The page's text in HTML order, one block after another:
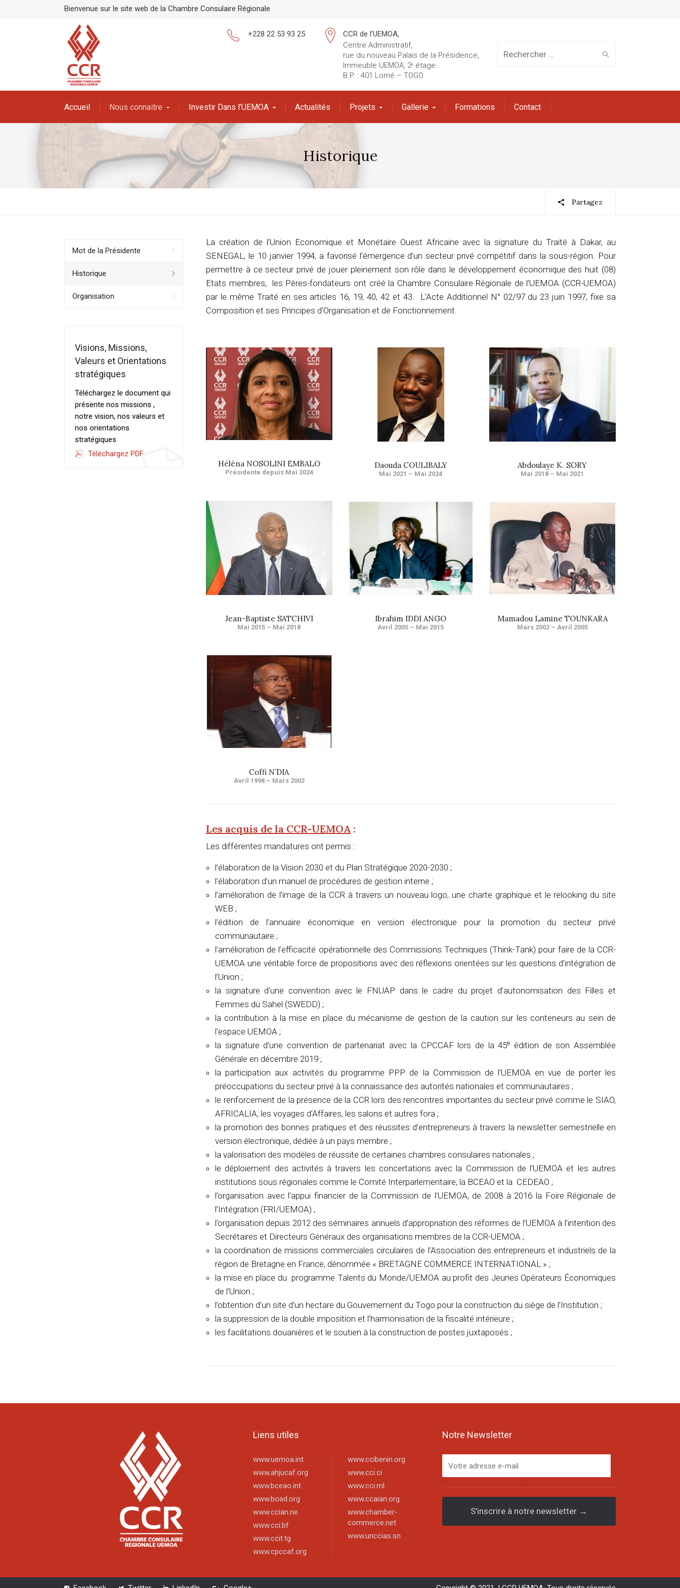
Bienvenue sur le site web de la Chambre Consulaire Régionale
Rechercher
:
CCR de l’UEMOA,
Centre Administratif,
rue du nouveau Palais de la Présidence,
Immeuble UEMOA, 2ᵉ étage
B.P. : 401 Lomé – TOGO
+228 22 53 93 25
Accueil Nous connaitre Investir Dans l’UEMOA Actualités Projets Gallerie Formations Contact
Historique
Partagez
La création de l’Union Economique et Monétaire Ouest Africaine avec la signature du Traité à Dakar, au
SENEGAL, le 10 janvier 1994, a favorisé l’émergence d’un secteur privé compétitif dans la sous-région. Pour
permettre à ce secteur privé de jouer pleinement son rôle dans le développement économique des huit (08)
Etats membres, les Pères-fondateurs ont créé la Chambre Consulaire Régionale de l’UEMOA (CCR-UEMOA)
par le même Traité en ses articles 16, 19, 40, 42 et 43. L’Acte Additionnel N° 02/97 du 23 juin 1997, fixe sa
Composition et ses Principes d’Organisation et de Fonctionnement.
Héléna NOSOLINI EMBALO
Présidente depuis Mai 2024
Daouda COULIBALY
Mai 2021 – Mai 2024
Abdoulaye K. SORY
Mai 2018 – Mai 2021
Jean-Baptiste SATCHIVI
Mai 2015 – Mai 2018
Ibrahim IDDI ANGO
Avril 2005 – Mai 2015
Mamadou Lamine TOUNKARA
Mars 2002 – Avril 2005
Coffi N’DIA
Avril 1998 – Mars 2002
Les acquis de la CCR-UEMOA :
Les différentes mandatures ont permis :
l’élaboration de la Vision 2030 et du Plan Stratégique 2020-2030 ;
l’élaboration d’un manuel de procédures de gestion interne ;
l’amélioration de l’image de la CCR à travers un nouveau logo, une charte graphique et le relooking du site
WEB ;
l’édition de l’annuaire économique en version électronique pour la promotion du secteur privé
communautaire ;
l’amélioration de l’efficacité opérationnelle des Commissions Techniques (Think-Tank) pour faire de la CCR-
UEMOA une véritable force de propositions avec des réflexions orientées sur les questions d’intégration de
l’Union ;
la signature d’une convention avec le FNUAP dans le cadre du projet d’autonomisation des Filles et
Femmes du Sahel (SWEDD) ;
la contribution à la mise en place du mécanisme de gestion de la caution sur les conteneurs au sein de
l’espace UEMOA ;
la signature d’une convention de partenariat avec la CPCCAF lors de la 45e édition de son Assemblée
Générale en décembre 2019 ;
la participation aux activités du programme PPP de la Commission de l’UEMOA en vue de porter les
préoccupations du secteur privé à la connaissance des autorités nationales et communautaires ;
le renforcement de la présence de la CCR lors des rencontres importantes du secteur privé comme le SIAO,
AFRICALIA, les voyages d’Affaires, les salons et autres fora ;
la promotion des bonnes pratiques et des réussites d’entrepreneurs à travers la newsletter semestrielle en
version électronique, dédiée à un pays membre ;
la valorisation des modèles de réussite de certaines chambres consulaires nationales ;
le déploiement des activités à travers les concertations avec la Commission de l’UEMOA et les autres
institutions sous régionales comme le Comité Interparlementaire, la BCEAO et la CEDEAO ;
l’organisation avec l’appui financier de la Commission de l’UEMOA, de 2008 à 2016 la Foire Régionale de
l’Intégration (FRI/UEMOA) ;
l’organisation depuis 2012 des séminaires annuels d’appropriation des réformes de l’UEMOA à l’intention des
Secrétaires et Directeurs Généraux des organisations membres de la CCR-UEMOA ;
la coordination de missions commerciales circulaires de l’Association des entrepreneurs et industriels de la
région de Bretagne en France, dénommée « BRETAGNE COMMERCE INTERNATIONAL » ;
la mise en place du programme Talents du Monde/UEMOA au profit des Jeunes Opérateurs Économiques
de l’Union ;
l’obtention d’un site d’un hectare du Gouvernement du Togo pour la construction du siège de l’Institution ;
la suppression de la double imposition et l’harmonisation de la fiscalité intérieure ;
les facilitations douanières et le soutien à la construction de postes juxtaposés ;
Mot de la Présidente
Historique
Organisation
Visions, Missions,
Valeurs et Orientations
stratégiques
Téléchargez le document qui
présente nos missions ,
notre vision, nos valeurs et
nos orientations
stratégiques
Téléchargez PDF
Liens utiles
www.uemoa.int
www.ahjucaf.org
www.bceao.int
www.boad.org
www.ccian.ne
www.cci.bf
www.ccit.tg
www.cpccaf.org
www.ccibenin.org
www.cci.ci
www.cci.ml
www.ccaian.org
www.chamber-
commerce.net
www.unccias.sn
Notre Newsletter
S'inscrire à notre newsletter →